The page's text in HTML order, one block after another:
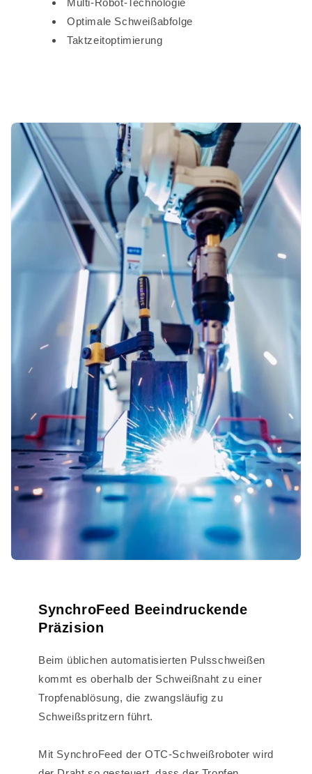
Multi-Robot-Technologie
Optimale Schweißabfolge
Taktzeitoptimierung
SynchroFeed Beeindruckende
Präzision
Beim üblichen automatisierten Pulsschweißen
kommt es oberhalb der Schweißnaht zu einer
Tropfenablösung, die zwangsläufig zu
Schweißspritzern führt.
Mit SynchroFeed der OTC-Schweißroboter wird